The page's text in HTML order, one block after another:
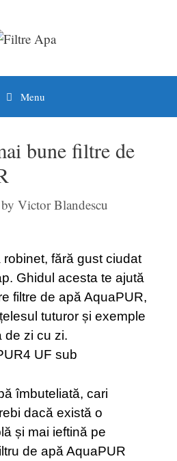
Menu
bune filtre de
by Victor Blandescu
fără gust ciudat
Ghidul acesta te ajută
filtre de apă AquaPUR,
tuturor și exemple
de zi cu zi.
îmbuteliată, cari
dacă există o
și mai ieftină pe
de apă AquaPUR